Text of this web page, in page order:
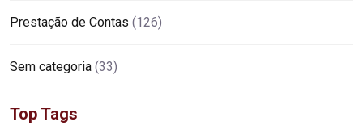
Prestação de Contas (126)
Sem categoria (33)
Top Tags